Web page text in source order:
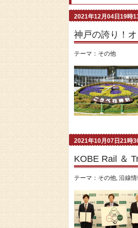
2021年12月04日19時
神戸の誇り！オ
テーマ： その他
2021年10月07日21時
KOBE Rail ＆
テーマ： その他, 沿線情